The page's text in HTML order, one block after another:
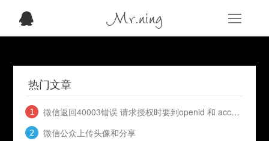
Mr.ning
热门文章
微信返回40003错误 请求授权时要到openid 和 access_token
微信公众上传头像和分享